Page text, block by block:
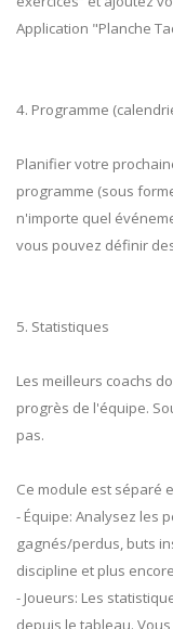
Application "Planche
4. Programme
Planifier votre
programme (sous
n'importe quel
vous pouvez définir
5. Statistiques
Les meilleurs coachs
progrès de l'équipe.
pas.
Ce module est séparé
- Équipe: Analysez les
gagnés/perdus, buts
discipline et plus
- Joueurs: Les
depuis le tableau.